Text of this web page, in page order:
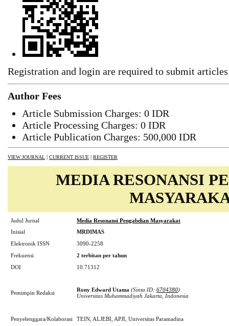
Registration and login are required to submit
Author Fees
Article Submission Charges: 0 IDR
Article Processing Charges: 0 IDR
Article Publication Charges: 500,000 IDR
VIEW JOURNAL CURRENT ISSUE REGISTER
MEDIA RESONANSI
Judul Jurnal
Media Resonansi Pengabdian Masyarakat
Inisial
MRDIMAS
Elektronik ISSN
3090-2258
Frekuensi
2 terbitan per tahun
DOI
10.71312
Pemimpin Redaksi Rony Edward Utama (Sinta ID: 6704380)
Universitas Muhammadiyah Jakarta, Indonesia
Penyelenggara/Kolaborasi
TEIN, ALJEBI, APJI, Universitas Paramadina